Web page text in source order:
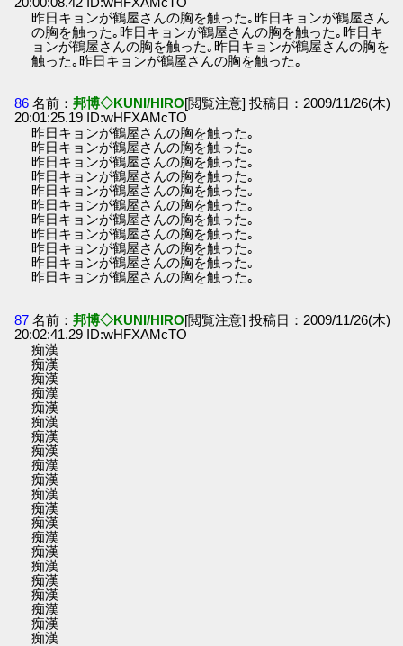
昨日キョンが鶴屋さんの胸を触った｡昨日キョンが鶴屋さん
の胸を触った｡昨日キョンが鶴屋さんの胸を触った｡昨日キ
ョンが鶴屋さんの胸を触った｡昨日キョンが鶴屋さんの胸を
触った｡昨日キョンが鶴屋さんの胸を触った｡
86 名前：邦博◇KUNI/HIRO[閲覧注意] 投稿日：2009/11/26(木)
20:01:25.19 ID:wHFXAMcTO
昨日キョンが鶴屋さんの胸を触った｡
昨日キョンが鶴屋さんの胸を触った｡
昨日キョンが鶴屋さんの胸を触った｡
昨日キョンが鶴屋さんの胸を触った｡
昨日キョンが鶴屋さんの胸を触った｡
昨日キョンが鶴屋さんの胸を触った｡
昨日キョンが鶴屋さんの胸を触った｡
昨日キョンが鶴屋さんの胸を触った｡
昨日キョンが鶴屋さんの胸を触った｡
昨日キョンが鶴屋さんの胸を触った｡
昨日キョンが鶴屋さんの胸を触った｡
87 名前：邦博◇KUNI/HIRO[閲覧注意] 投稿日：2009/11/26(木)
20:02:41.29 ID:wHFXAMcTO
痴漢
痴漢
痴漢
痴漢
痴漢
痴漢
痴漢
痴漢
痴漢
痴漢
痴漢
痴漢
痴漢
痴漢
痴漢
痴漢
痴漢
痴漢
痴漢
痴漢
痴漢